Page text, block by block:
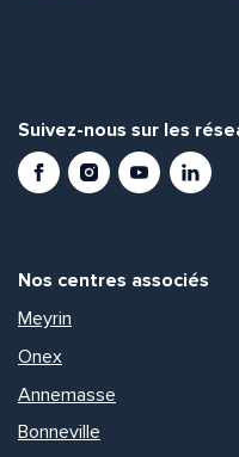
Suivez-nous sur les
FacebookInstagramYoutubeLinkedIn
Nos centres associés
Meyrin
Onex
Annemasse
Bonneville